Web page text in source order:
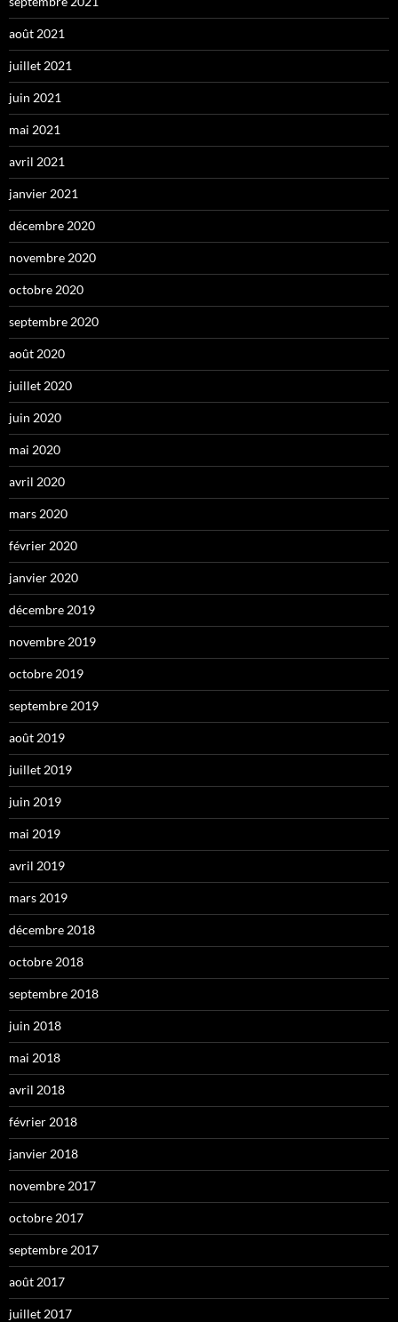
août 2021
juillet 2021
juin 2021
mai 2021
avril 2021
janvier 2021
décembre 2020
novembre 2020
octobre 2020
septembre 2020
août 2020
juillet 2020
juin 2020
mai 2020
avril 2020
mars 2020
février 2020
janvier 2020
décembre 2019
novembre 2019
octobre 2019
septembre 2019
août 2019
juillet 2019
juin 2019
mai 2019
avril 2019
mars 2019
décembre 2018
octobre 2018
septembre 2018
juin 2018
mai 2018
avril 2018
février 2018
janvier 2018
novembre 2017
octobre 2017
septembre 2017
août 2017
juillet 2017